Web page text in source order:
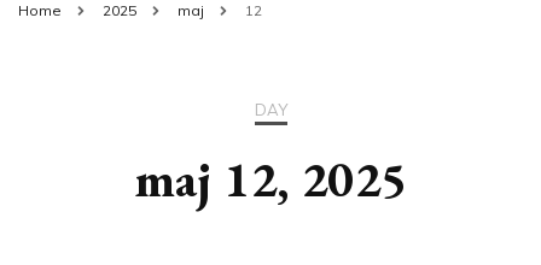
Home 2025 maj 12
DAY
maj 12, 2025